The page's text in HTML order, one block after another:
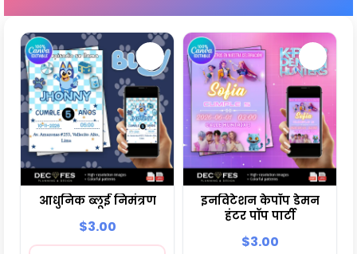
आधुनिक ब्लूई निमंत्रण
$3.00
इनविटेशन केपॉप डेमन
हंटर पॉप पार्टी
$3.00